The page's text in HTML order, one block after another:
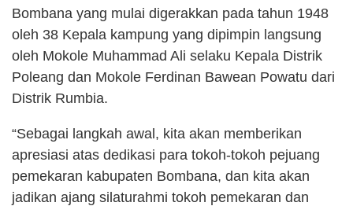
Bombana yang mulai digerakkan pada tahun 1948
oleh 38 Kepala kampung yang dipimpin langsung
oleh Mokole Muhammad Ali selaku Kepala Distrik
Poleang dan Mokole Ferdinan Bawean Powatu dari
Distrik Rumbia.
“Sebagai langkah awal, kita akan memberikan
apresiasi atas dedikasi para tokoh-tokoh pejuang
pemekaran kabupaten Bombana, dan kita akan
jadikan ajang silaturahmi tokoh pemekaran dan